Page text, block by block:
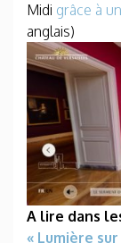
Midi grâce à
anglais)
A lire dans
« Lumière